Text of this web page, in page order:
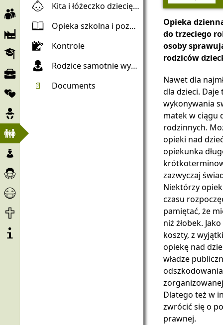
Pracowniczy
Firma
Edukacja
Rynek
pracy
Spółki
Brzemienność
Dziecko
i
rodzina
Kita i łóżeczko dziecięce
Opieka szkolna i pozaszkolna
Kontrole
Rodzice samotnie wychowujący dzieci
📄
Documents
Dzieci
nieletni
Opieka
pomoc
Corona
Pomoc
Koniec
życia
projekcie
Opieka
do trzeciego
osoby
rodziców
Nawet dla
dla dzieci.
wykonywania
matek w ciągu
rodzinnych.
opieki nad
opiekunka
zazwyczaj
Niektórzy
czasu
pamiętać, że
niż żłobek.
koszty, z
opiekę nad
władze
Dlatego też w
zwrócić się o
prawnej.